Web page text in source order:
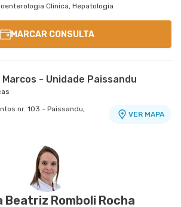
Clinica, Hepatologia
MARCAR CONSULTA
- Unidade Paissandu
nr. 103 - Paissandu,
VER MAPA
Beatriz Romboli Rocha